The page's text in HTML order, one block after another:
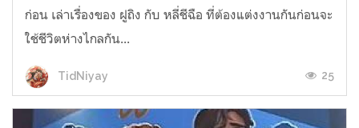
ก่อน เล่าเรื่องของ ฝูถิง กับ หลี่ชีฉือ ที่ต้องแต่งงานกันก่อนจะ
ใช้ชีวิตห่างไกลกัน...
TidNiyay 25